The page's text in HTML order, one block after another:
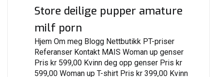
Store deilige pupper amature
milf porn
Hjem Om meg Blogg Nettbutikk PT-priser
Referanser Kontakt MAIS Woman up genser
Pris kr 599,00 Kvinn deg opp genser Pris kr
599,00 Woman up T-shirt Pris kr 399,00 Kvinn